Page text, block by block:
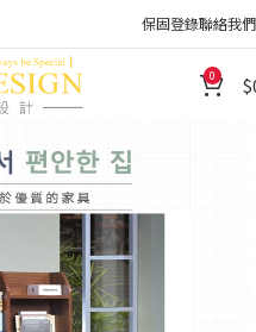
保固登錄聯絡我們
0